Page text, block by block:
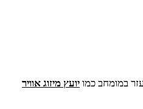
במומחב כמו יועץ מיזוג אוויר